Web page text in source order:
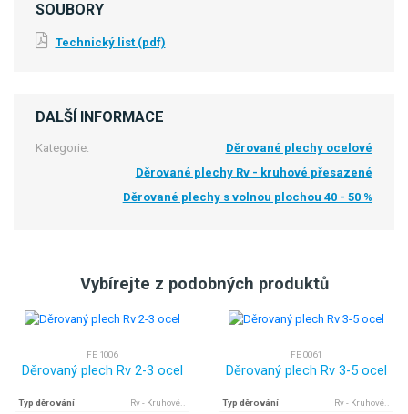
SOUBORY
Technický list (pdf)
DALŠÍ INFORMACE
Kategorie:
Děrované plechy ocelové
Děrované plechy Rv - kruhové přesazené
Děrované plechy s volnou plochou 40 - 50 %
Vybírejte z podobných produktů
FE 1006
Děrovaný plech Rv 2-3 ocel
Typ děrování
Rv - Kruhové..
FE 0061
Děrovaný plech Rv 3-5 ocel
Typ děrování
Rv - Kruhové..